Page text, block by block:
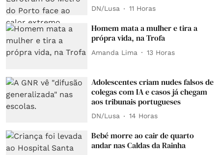
DN/Lusa 11 Horas
Homem mata a mulher e tira a
própra vida, na Trofa
Amanda Lima 13 Horas
Adolescentes criam nudes falsos de
colegas com IA e casos já chegam
aos tribunais portugueses
DN/Lusa 14 Horas
Bebé morre ao cair de quarto
andar nas Caldas da Rainha